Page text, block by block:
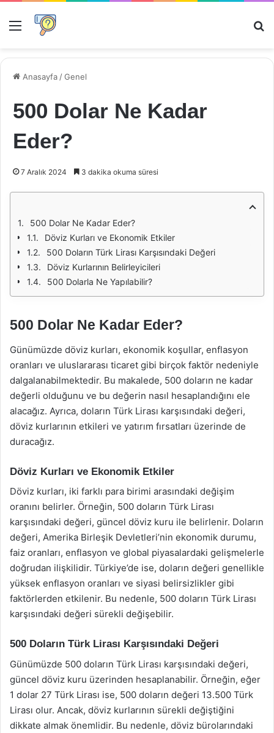
Menü
Anasayfa /Genel
500 Dolar Ne Kadar
Eder?
7 Aralık 2024 3 dakika okuma süresi
500 Dolar Ne Kadar Eder?
Döviz Kurları ve Ekonomik Etkiler
500 Doların Türk Lirası Karşısındaki Değeri
Döviz Kurlarının Belirleyicileri
500 Dolarla Ne Yapılabilir?
500 Dolar Ne Kadar Eder?
Günümüzde döviz kurları, ekonomik koşullar, enflasyon
oranları ve uluslararası ticaret gibi birçok faktör nedeniyle
dalgalanabilmektedir. Bu makalede, 500 doların ne kadar
değerli olduğunu ve bu değerin nasıl hesaplandığını ele
alacağız. Ayrıca, doların Türk Lirası karşısındaki değeri,
döviz kurlarının etkileri ve yatırım fırsatları üzerinde de
duracağız.
Döviz Kurları ve Ekonomik Etkiler
Döviz kurları, iki farklı para birimi arasındaki değişim
oranını belirler. Örneğin, 500 doların Türk Lirası
karşısındaki değeri, güncel döviz kuru ile belirlenir. Doların
değeri, Amerika Birleşik Devletleri’nin ekonomik durumu,
faiz oranları, enflasyon ve global piyasalardaki gelişmelerle
doğrudan ilişkilidir. Türkiye’de ise, doların değeri genellikle
yüksek enflasyon oranları ve siyasi belirsizlikler gibi
faktörlerden etkilenir. Bu nedenle, 500 doların Türk Lirası
karşısındaki değeri sürekli değişebilir.
500 Doların Türk Lirası Karşısındaki Değeri
Günümüzde 500 doların Türk Lirası karşısındaki değeri,
güncel döviz kuru üzerinden hesaplanabilir. Örneğin, eğer
1 dolar 27 Türk Lirası ise, 500 doların değeri 13.500 Türk
Lirası olur. Ancak, döviz kurlarının sürekli değiştiğini
dikkate almak önemlidir. Bu nedenle, döviz bürolarındaki